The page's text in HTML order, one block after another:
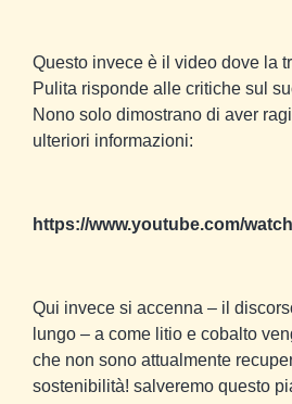
Questo invece è il video dove la
Pulita risponde alle critiche sul
Nono solo dimostrano di aver
ulteriori informazioni:
https://www.youtube.com/
Qui invece si accenna – il
lungo – a come litio e cobalto
che non sono attualmente
sostenibilità! salveremo questo